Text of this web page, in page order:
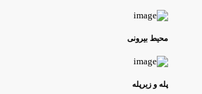
محیط بیرونی
پله و زیرپله